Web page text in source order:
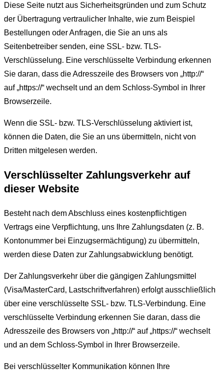
Diese Seite nutzt aus Sicherheitsgründen und zum Schutz
der Übertragung vertraulicher Inhalte, wie zum Beispiel
Bestellungen oder Anfragen, die Sie an uns als
Seitenbetreiber senden, eine SSL- bzw. TLS-
Verschlüsselung. Eine verschlüsselte Verbindung erkennen
Sie daran, dass die Adresszeile des Browsers von „http://“
auf „https://“ wechselt und an dem Schloss-Symbol in Ihrer
Browserzeile.
Wenn die SSL- bzw. TLS-Verschlüsselung aktiviert ist,
können die Daten, die Sie an uns übermitteln, nicht von
Dritten mitgelesen werden.
Verschlüsselter Zahlungsverkehr auf
dieser Website
Besteht nach dem Abschluss eines kostenpflichtigen
Vertrags eine Verpflichtung, uns Ihre Zahlungsdaten (z. B.
Kontonummer bei Einzugsermächtigung) zu übermitteln,
werden diese Daten zur Zahlungsabwicklung benötigt.
Der Zahlungsverkehr über die gängigen Zahlungsmittel
(Visa/MasterCard, Lastschriftverfahren) erfolgt ausschließlich
über eine verschlüsselte SSL- bzw. TLS-Verbindung. Eine
verschlüsselte Verbindung erkennen Sie daran, dass die
Adresszeile des Browsers von „http://“ auf „https://“ wechselt
und an dem Schloss-Symbol in Ihrer Browserzeile.
Bei verschlüsselter Kommunikation können Ihre